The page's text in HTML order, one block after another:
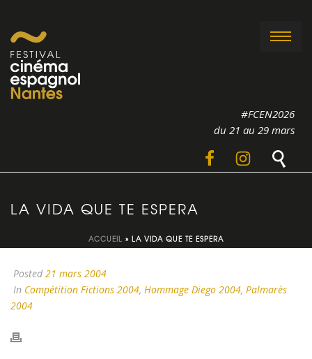
#FCEN2026
du 21 au 29 mars
LA VIDA QUE TE ESPERA
ACCUEIL » LA VIDA QUE TE ESPERA
Posted 21 mars 2004
In Compétition Fictions 2004, Hommage Diego 2004, Palmarès
2004